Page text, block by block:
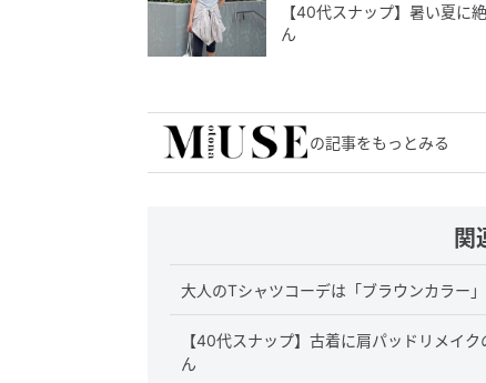
【40代スナップ】暑い夏に
ん
の記事をもっとみる
関
大人のTシャツコーデは「ブラウンカラー
【40代スナップ】古着に肩パッドリメイ
ん